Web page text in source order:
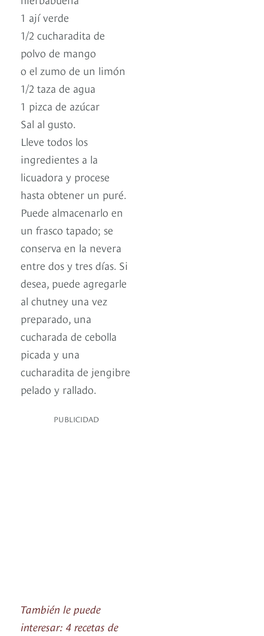
1 ají verde
1/2 cucharadita de
polvo de mango
o el zumo de un limón
1/2 taza de agua
1 pizca de azúcar
Sal al gusto.
Lleve todos los
ingredientes a la
licuadora y procese
hasta obtener un puré.
Puede almacenarlo en
un frasco tapado; se
conserva en la nevera
entre dos y tres días. Si
desea, puede agregarle
al chutney una vez
preparado, una
cucharada de cebolla
picada y una
cucharadita de jengibre
pelado y rallado.
PUBLICIDAD
También le puede
interesar: 4 recetas de